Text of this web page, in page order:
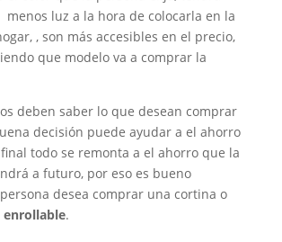
luz a la hora de colocarla en la
, son más accesibles en el precio,
que modelo va a comprar la
deben saber lo que desean comprar
decisión puede ayudar a el ahorro
todo se remonta a el ahorro que la
a futuro, por eso es bueno
desea comprar una cortina o
enrollable.